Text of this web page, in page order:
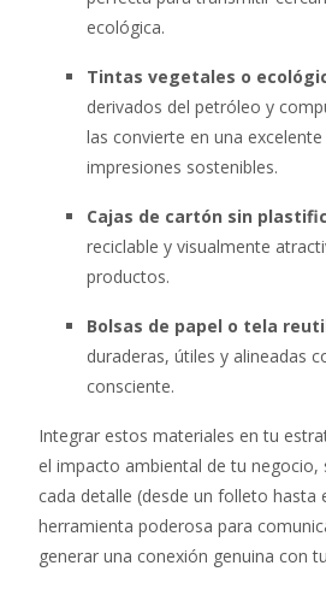
ecológica.
Tintas vegetales o
derivados del petróleo y
las convierte en una
impresiones sostenibles.
Cajas de cartón sin
reciclable y visualmente
productos.
Bolsas de papel o tela
duraderas, útiles y alineadas
consciente.
Integrar estos materiales en tu
el impacto ambiental de tu negocio,
cada detalle (desde un folleto hasta
herramienta poderosa para
generar una conexión genuina con